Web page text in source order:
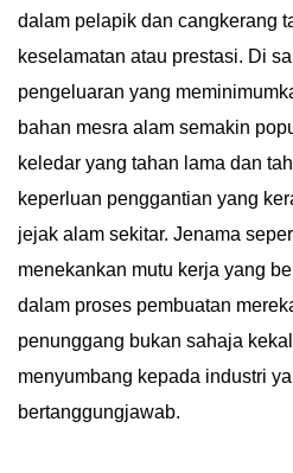
dalam pelapik dan cangkerang
keselamatan atau prestasi. Di
pengeluaran yang
bahan mesra alam semakin
keledar yang tahan lama dan
keperluan penggantian yang
jejak alam sekitar. Jenama
menekankan mutu kerja yang
dalam proses pembuatan
penunggang bukan sahaja
menyumbang kepada industri
bertanggungjawab.